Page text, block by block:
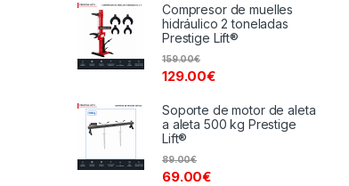
Compresor de muelles
hidráulico 2 toneladas
Prestige Lift®
129.00€
159.00€
Soporte de motor de aleta
a aleta 500 kg Prestige
Lift®
69.00€
89.00€